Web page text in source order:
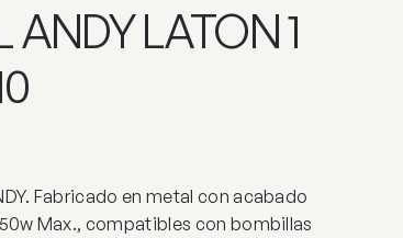
ANDY LATON 1
Fabricado en metal con acabado
Max., compatibles con bombillas